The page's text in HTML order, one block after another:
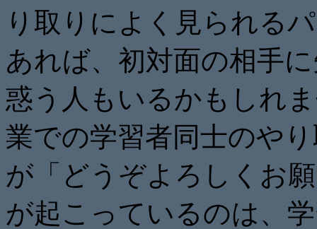
り取りによく見られる
あれば、初対面の相手
惑う人もいるかもしれ
業での学習者同士のや
が「どうぞよろしくお
が起こっているのは、